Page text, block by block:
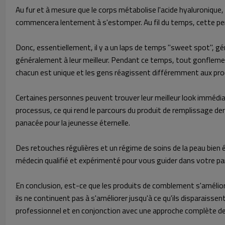
Au fur et à mesure que le corps métabolise l'acide
commencera lentement à s'estomper. Au fil du temps, cette
Donc, essentiellement, il y a un laps de temps "sweet spot",
généralement à leur meilleur. Pendant ce temps, tout
chacun est unique et les gens réagissent différemment aux
Certaines personnes peuvent trouver leur meilleur look
processus, ce qui rend le parcours du produit de remplissage
panacée pour la jeunesse éternelle.
Des retouches régulières et un régime de soins de la peau
médecin qualifié et expérimenté pour vous guider dans votre
En conclusion, est-ce que les produits de comblement
ils ne continuent pas à s'améliorer jusqu'à ce qu'ils
professionnel et en conjonction avec une approche complète